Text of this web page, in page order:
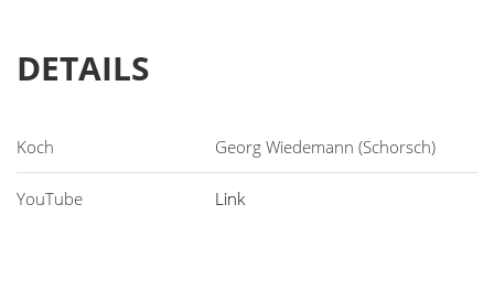
DETAILS
Georg Wiedemann (Schorsch)
Link